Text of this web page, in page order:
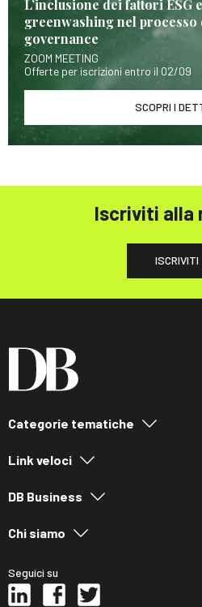
L’inclusione dei fattori ESG
greenwashing nel
governance
ZOOM MEETING
Offerte per iscrizioni entro il 02/09
SCOPRI I
Iscriviti alla
ISCRIVITI
Categorie tematiche
Link veloci
DB Business
Chi siamo
Seguici su